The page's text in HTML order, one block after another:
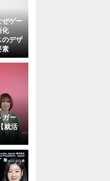
ぜゲー
化
デザ
素
ガー
就活